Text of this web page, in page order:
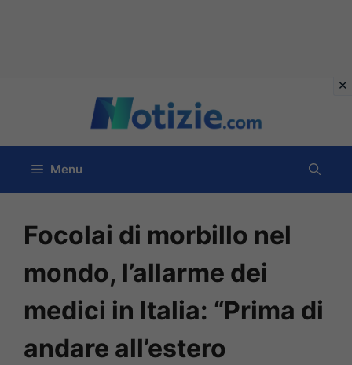
contenuto
Menu
Focolai di morbillo nel
mondo, l’allarme dei
medici in Italia: “Prima di
andare all’estero